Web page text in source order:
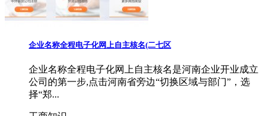
企业名称全程电子化网上自主核名(二七区
企业名称全程电子化网上自主核名是河南企业开业成立
公司的第一步,点击河南省旁边“切换区域与部门”，选
择“郑...